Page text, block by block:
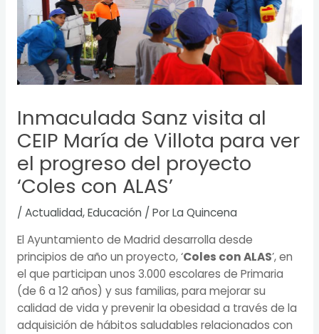
Inmaculada Sanz visita al
CEIP María de Villota para ver
el progreso del proyecto
‘Coles con ALAS’
/ Actualidad,Educación / PorLa Quincena
El Ayuntamiento de Madrid desarrolla desde
principios de año un proyecto, ‘Coles con ALAS’, en
el que participan unos 3.000 escolares de Primaria
(de 6 a 12 años) y sus familias, para mejorar su
calidad de vida y prevenir la obesidad a través de la
adquisición de hábitos saludables relacionados con